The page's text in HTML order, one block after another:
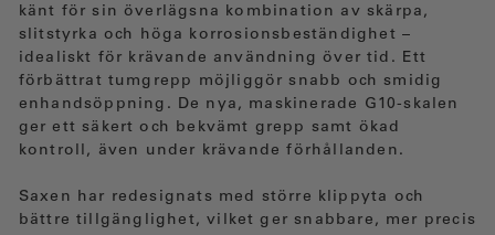
känt för sin överlägsna kombination av skärpa,
slitstyrka och höga korrosionsbeständighet –
idealiskt för krävande användning över tid. Ett
förbättrat tumgrepp möjliggör snabb och smidig
enhandsöppning. De nya, maskinerade G10-skalen
ger ett säkert och bekvämt grepp samt ökad
kontroll, även under krävande förhållanden.
Saxen har redesignats med större klippyta och
bättre tillgänglighet, vilket ger snabbare, mer precis